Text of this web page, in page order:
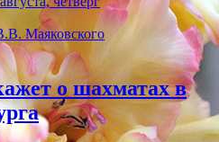
Маяковского
о шахматах в